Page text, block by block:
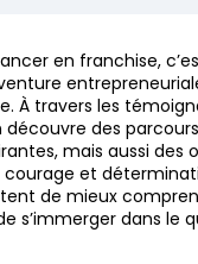
en franchise,
À travers les
découvre des
mais aussi des
et
de mieux
s’immerger dans le